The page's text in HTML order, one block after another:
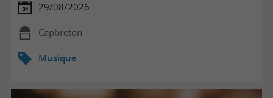
29/08/2026
Capbreton
Musique